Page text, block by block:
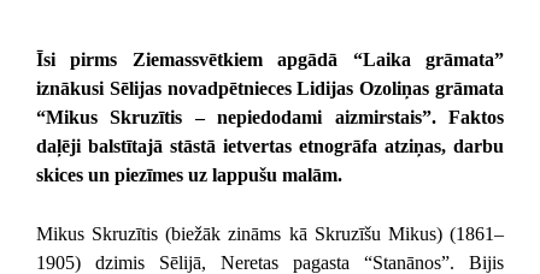
Īsi pirms Ziemassvētkiem apgādā “Laika grāmata”
iznākusi Sēlijas novadpētnieces Lidijas Ozoliņas grāmata
“Mikus Skruzītis – nepiedodami aizmirstais”. Faktos
daļēji balstītajā stāstā ietvertas etnogrāfa atziņas, darbu
skices un piezīmes uz lappušu malām.
Mikus Skruzītis (biežāk zināms kā Skruzīšu Mikus) (1861–
1905) dzimis Sēlijā, Neretas pagasta “Stanānos”. Bijis